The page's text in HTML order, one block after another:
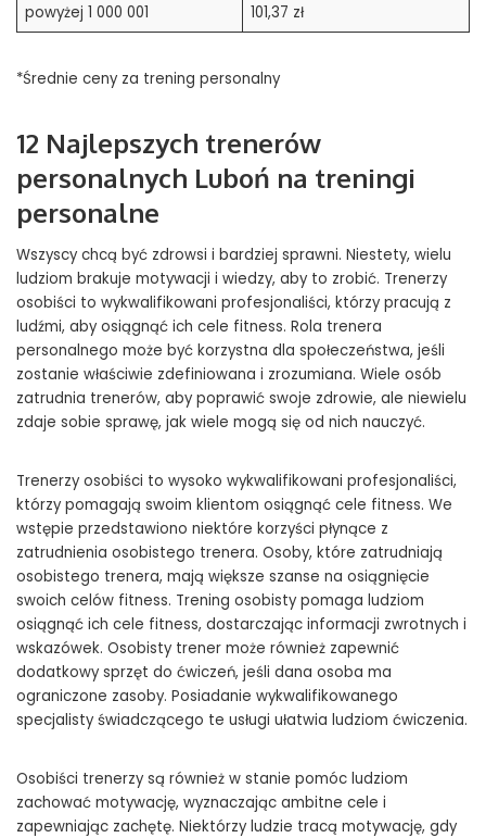
powyżej 1 000 001
101,37 zł
*Średnie ceny za trening personalny
12 Najlepszych trenerów
personalnych Luboń na treningi
personalne
Wszyscy chcą być zdrowsi i bardziej sprawni. Niestety, wielu
ludziom brakuje motywacji i wiedzy, aby to zrobić. Trenerzy
osobiści to wykwalifikowani profesjonaliści, którzy pracują z
ludźmi, aby osiągnąć ich cele fitness. Rola trenera
personalnego może być korzystna dla społeczeństwa, jeśli
zostanie właściwie zdefiniowana i zrozumiana. Wiele osób
zatrudnia trenerów, aby poprawić swoje zdrowie, ale niewielu
zdaje sobie sprawę, jak wiele mogą się od nich nauczyć.
Trenerzy osobiści to wysoko wykwalifikowani profesjonaliści,
którzy pomagają swoim klientom osiągnąć cele fitness. We
wstępie przedstawiono niektóre korzyści płynące z
zatrudnienia osobistego trenera. Osoby, które zatrudniają
osobistego trenera, mają większe szanse na osiągnięcie
swoich celów fitness. Trening osobisty pomaga ludziom
osiągnąć ich cele fitness, dostarczając informacji zwrotnych i
wskazówek. Osobisty trener może również zapewnić
dodatkowy sprzęt do ćwiczeń, jeśli dana osoba ma
ograniczone zasoby. Posiadanie wykwalifikowanego
specjalisty świadczącego te usługi ułatwia ludziom ćwiczenia.
Osobiści trenerzy są również w stanie pomóc ludziom
zachować motywację, wyznaczając ambitne cele i
zapewniając zachętę. Niektórzy ludzie tracą motywację, gdy